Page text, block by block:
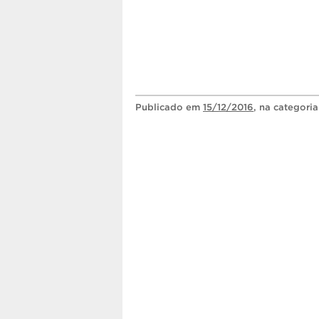
Publicado em 15/12/2016, na categoria